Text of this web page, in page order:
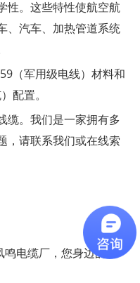
性。这些特性使航空航
、汽车、加热管道系统
（军用级电线）材料和
配置。
缆。我们是一家拥有多
，请联系我们或在线索
鸣电缆厂，您身边的耐